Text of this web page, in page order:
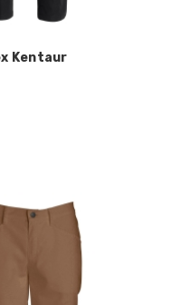
Kentaur